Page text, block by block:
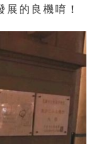
的良機唷！